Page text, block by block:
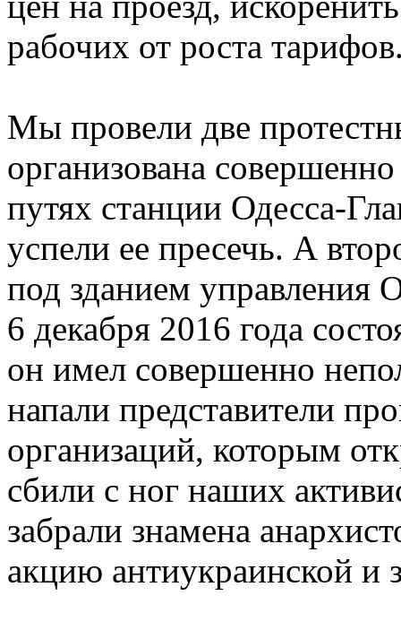
рабочих от роста
Мы провели две
организована
путях станции Одесса-
успели ее пресечь. А
под зданием управления
6 декабря 2016 года
он имел совершенно
напали представители
организаций, которым
сбили с ног наших
забрали знамена
акцию антиукраинской и